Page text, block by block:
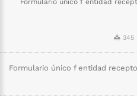
Formulario único f entidad
345
Formulario único f entidad